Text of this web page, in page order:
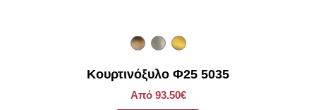
Κουρτινόξυλο Φ25 5035
Από 93.50€